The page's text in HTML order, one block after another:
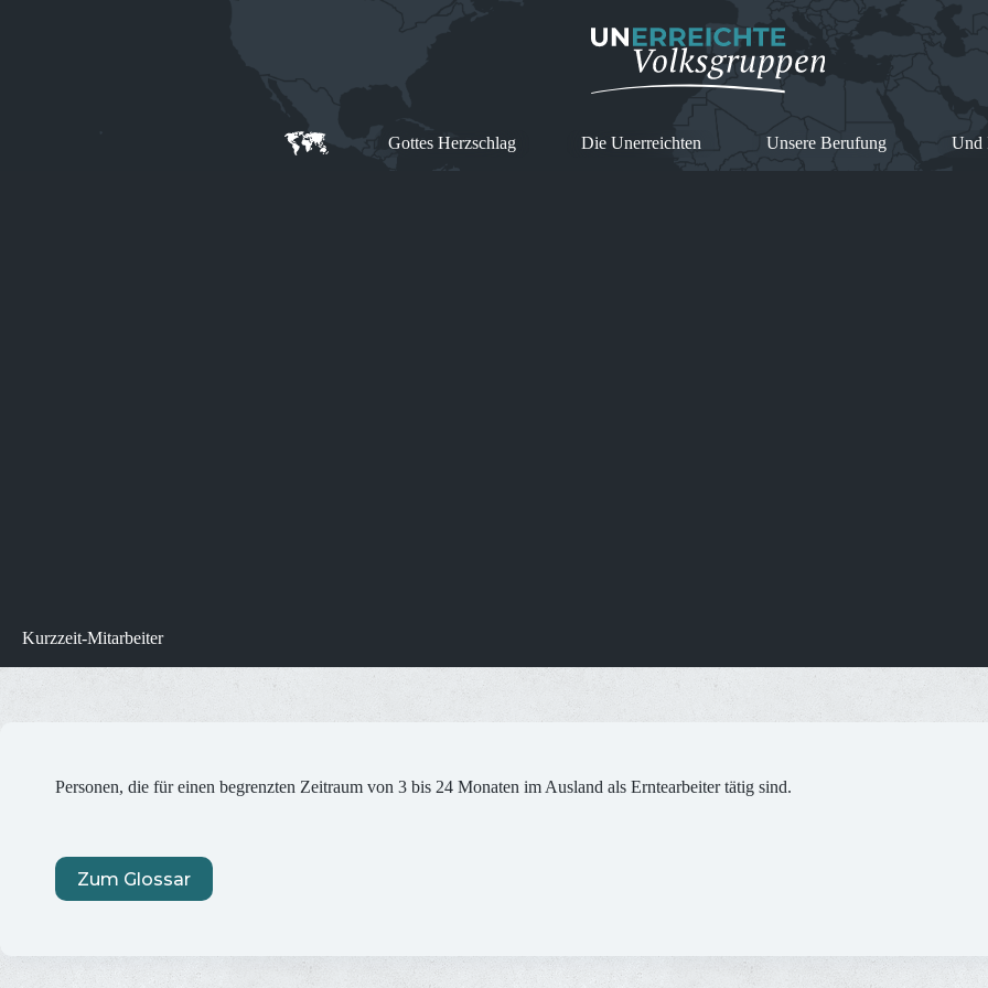
Gottes Herzschlag Die Unerreichten Unsere Berufung Und
Kurzzeit-Mitarbeiter
Personen, die für einen begrenzten Zeitraum von 3 bis 24 Monaten im Ausland als Erntearbeiter tätig sind.
Zum Glossar